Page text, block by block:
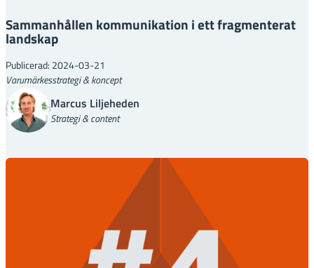
Sammanhållen kommunikation i ett fragmenterat
landskap
Publicerad: 2024-03-21
Varumärkesstrategi & koncept
Marcus Liljeheden
Strategi & content